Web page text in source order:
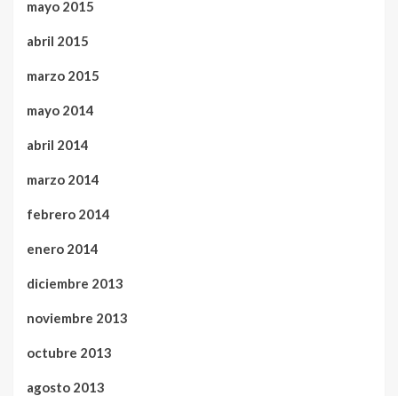
mayo 2015
abril 2015
marzo 2015
mayo 2014
abril 2014
marzo 2014
febrero 2014
enero 2014
diciembre 2013
noviembre 2013
octubre 2013
agosto 2013